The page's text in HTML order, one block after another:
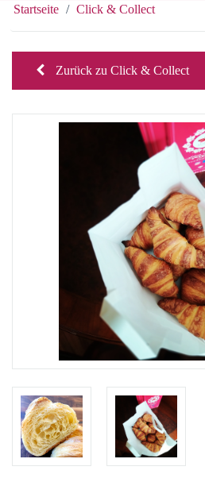
Startseite Click & Collect
Zurück zu Click & Collect